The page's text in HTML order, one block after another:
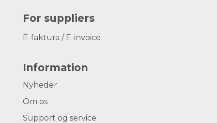
For suppliers
E-faktura / E-invoice
Information
Nyheder
Om os
Support og service